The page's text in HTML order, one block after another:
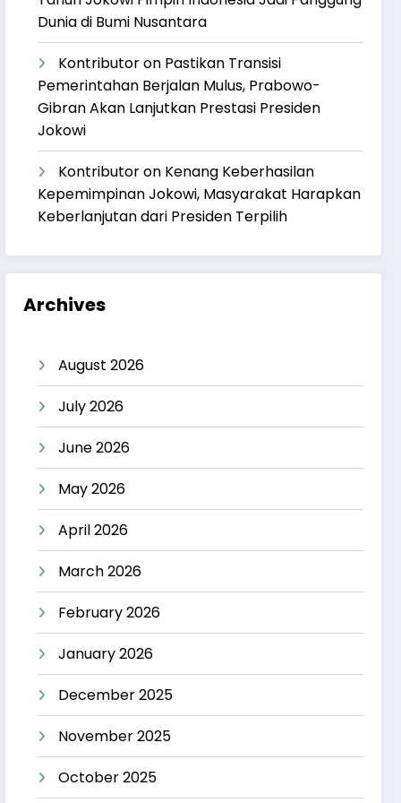
Dunia di Bumi Nusantara
Kontributoron Pastikan Transisi
Pemerintahan Berjalan Mulus, Prabowo-
Gibran Akan Lanjutkan Prestasi Presiden
Jokowi
Kontributoron Kenang Keberhasilan
Kepemimpinan Jokowi, Masyarakat Harapkan
Keberlanjutan dari Presiden Terpilih
Archives
August 2026
July 2026
June 2026
May 2026
April 2026
March 2026
February 2026
January 2026
December 2025
November 2025
October 2025